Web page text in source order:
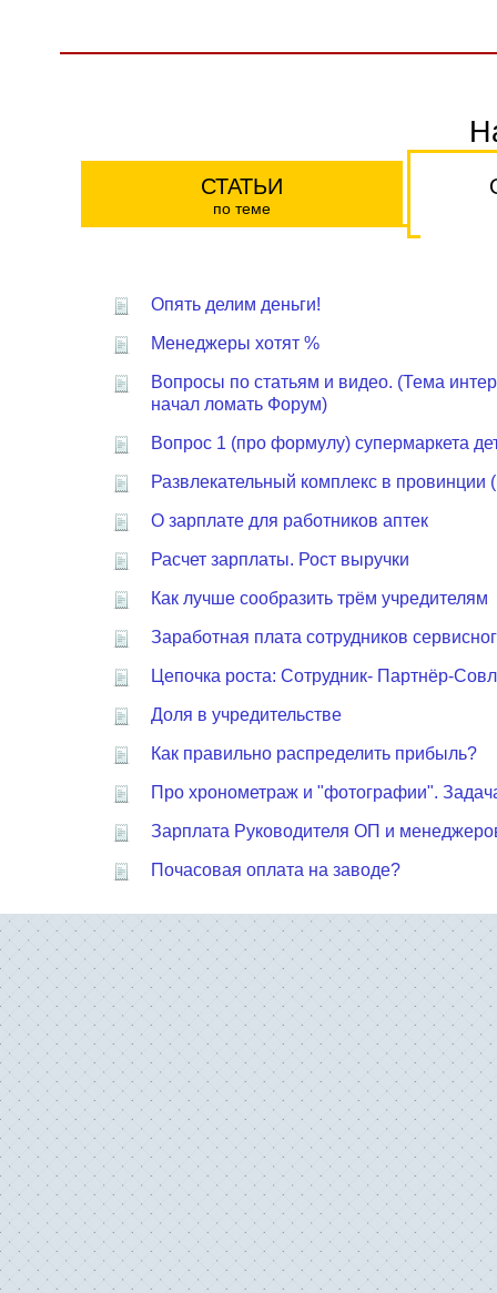
СТАТЬИ
по теме
Опять делим деньги!
Менеджеры хотят %
Вопросы по статьям и видео. (Тема
начал ломать Форум)
Вопрос 1 (про формулу) супермаркета
Развлекательный комплекс в
О зарплате для работников аптек
Расчет зарплаты. Рост выручки
Как лучше сообразить трём учредителям
Заработная плата сотрудников
Цепочка роста: Сотрудник- Партнёр-
Доля в учредительстве
Как правильно распределить прибыль?
Про хронометраж и "фотографии".
Зарплата Руководителя ОП и
Почасовая оплата на заводе?